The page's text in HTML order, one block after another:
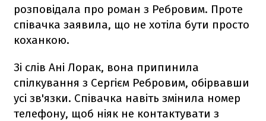
розповідала про роман з Ребровим. Проте
співачка заявила, що не хотіла бути просто
коханкою.
Зі слів Ані Лорак, вона припинила
спілкування з Сергієм Ребровим, обірвавши
усі зв'язки. Співачка навіть змінила номер
телефону, щоб ніяк не контактувати з